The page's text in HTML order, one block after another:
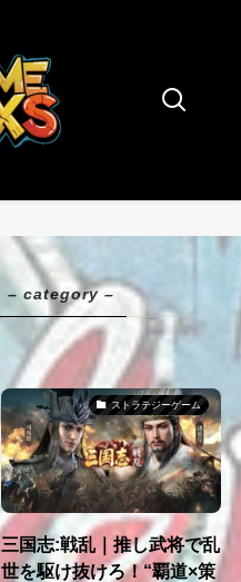
– category –
ストラテジーゲーム
三国志:戦乱｜推し武将で乱
世を駆け抜けろ！“覇道×策